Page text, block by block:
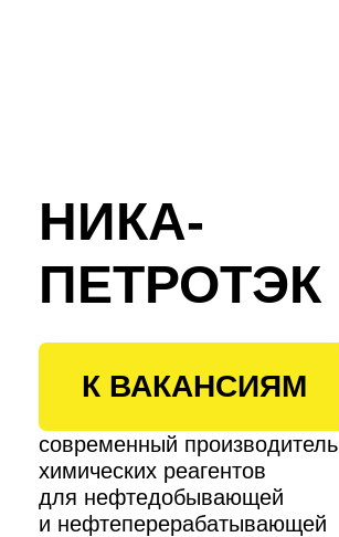
НИКА-
ПЕТРОТЭК
К ВАКАНСИЯМ
современный производитель
химических реагентов
для нефтедобывающей
и нефтеперерабатывающей